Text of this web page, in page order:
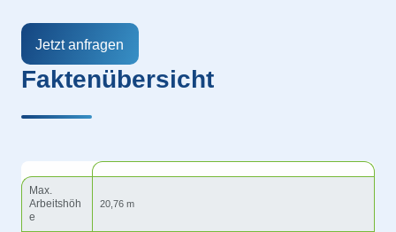
Jetzt anfragen
Faktenübersicht
Max.
Arbeitshöh
e
20,76 m